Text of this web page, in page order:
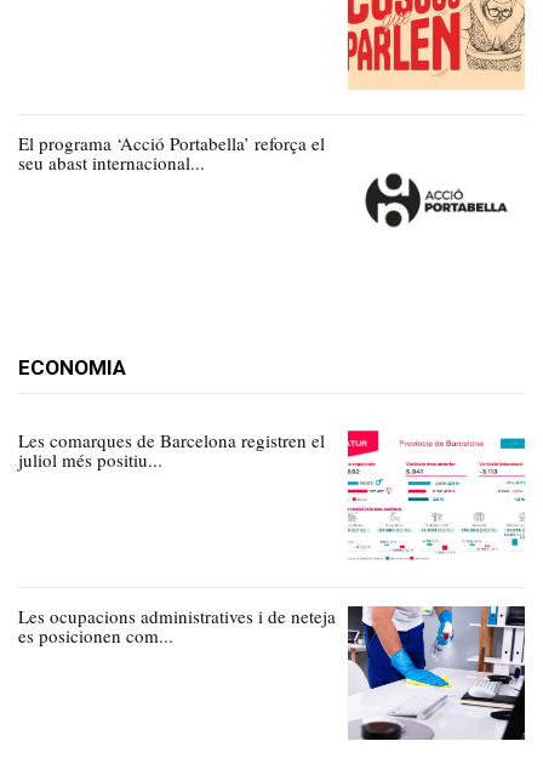
El programa ‘Acció Portabella’ reforça el
seu abast internacional...
ECONOMIA
Les comarques de Barcelona registren el
juliol més positiu...
Les ocupacions administratives i de neteja
es posicionen com...